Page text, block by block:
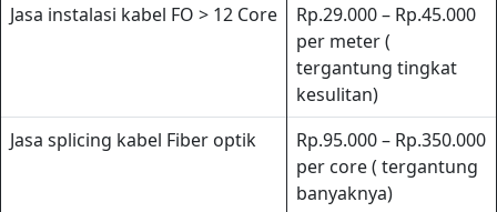
Jasa instalasi kabel FO > 12 Core
Rp.29.000 – Rp.45.000
per meter (
tergantung tingkat
kesulitan)
Jasa splicing kabel Fiber optik
Rp.95.000 – Rp.350.000
per core ( tergantung
banyaknya)